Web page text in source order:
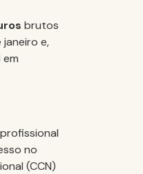
brutos
janeiro e,
no
(CCN)